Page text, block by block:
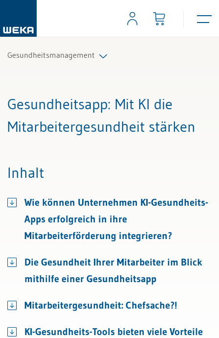
Gesundheitsmanagement
Gesundheitsapp: Mit KI die
Mitarbeitergesundheit stärken
Inhalt
Wie können Unternehmen KI-Gesundheits-
Apps erfolgreich in ihre
Mitarbeiterförderung integrieren?
Die Gesundheit Ihrer Mitarbeiter im Blick
mithilfe einer Gesundheitsapp
Mitarbeitergesundheit: Chefsache?!
KI-Gesundheits-Tools bieten viele Vorteile